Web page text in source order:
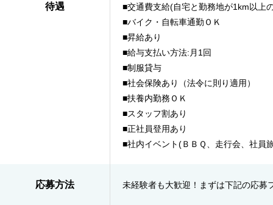
待遇
■交通費支給(自宅と勤務地が1km以上
■バイク・自転車通勤ＯＫ
■昇給あり
■給与支払い方法:月1回
■制服貸与
■社会保険あり（法令に則り適用）
■扶養内勤務ＯＫ
■スタッフ割あり
■正社員登用あり
■社内イベント(ＢＢＱ、走行会、社員
応募方法 未経験者も大歓迎！まずは下記の応募